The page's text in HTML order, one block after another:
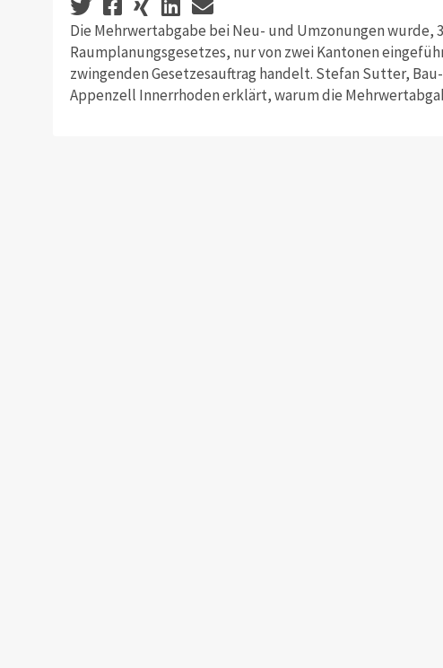
Die Mehrwertabgabe bei Neu- und Umzonungen wurde,
Raumplanungsgesetzes, nur von zwei Kantonen
zwingenden Gesetzesauftrag handelt. Stefan Sutter,
Appenzell Innerrhoden erklärt, warum die